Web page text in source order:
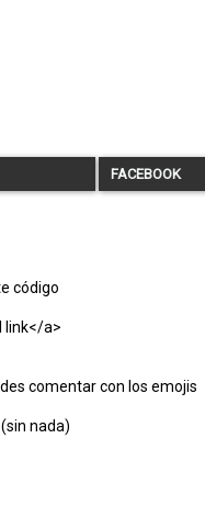
FACEBOOK
código
link</a>
comentar con los emojis
nada)